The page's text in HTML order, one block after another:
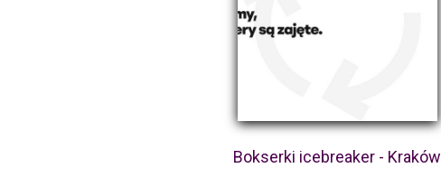
Bokserki icebreaker - Kraków